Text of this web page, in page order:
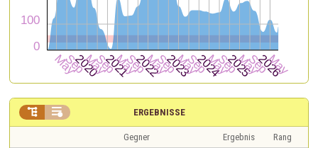
ERGEBNISSE
 
Gegner Ergebnis
Rang